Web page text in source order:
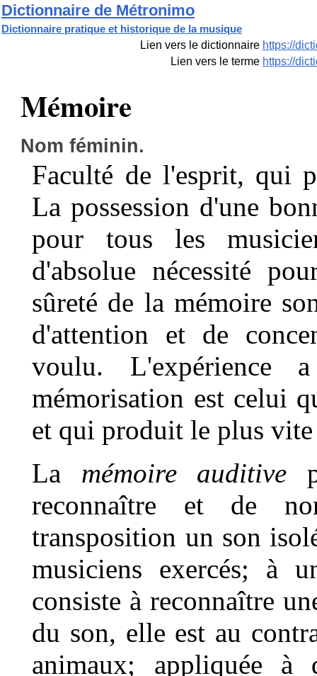
Dictionnaire de Métronimo
Dictionnaire pratique et historique de la musique
Lien vers le dictionnaire https://
Lien vers le terme https://
Mémoire
Nom féminin.
Faculté de l'esprit, qui
La possession d'une
pour tous les
d'absolue nécessité
sûreté de la mémoire
d'attention et de
voulu. L'expérience
mémorisation est celui
et qui produit le plus
La mémoire auditive
reconnaître et de
transposition un son
musiciens exercés; à
consiste à reconnaître
du son, elle est au
animaux; appliquée à